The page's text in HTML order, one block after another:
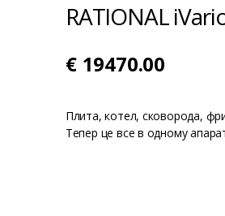
RATIONAL
€ 19470.00
Плита, котел, сковорода,
Тепер це все в одному